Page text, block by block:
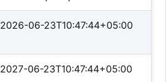
2026-06-23T10:47:44+05:00
2027-06-23T10:47:44+05:00